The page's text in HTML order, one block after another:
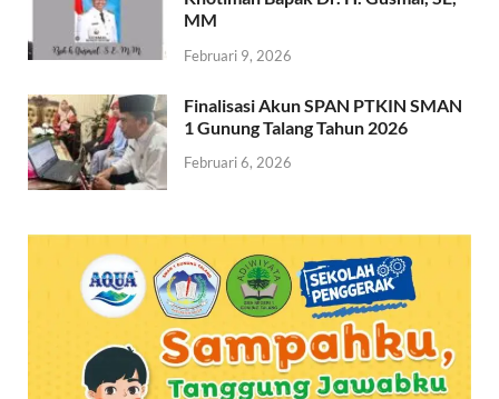
MM
Februari 9, 2026
Finalisasi Akun SPAN PTKIN SMAN
1 Gunung Talang Tahun 2026
Februari 6, 2026